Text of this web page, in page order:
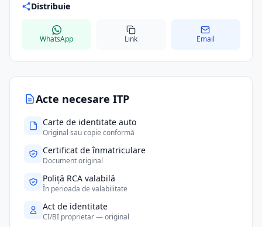
Acte necesare ITP
Carte de identitate auto
Original sau copie conformă
Certificat de înmatriculare
Document original
Poliță RCA valabilă
În perioada de valabilitate
Act de identitate
CI/BI proprietar — original
Distribuie
WhatsApp Link Email